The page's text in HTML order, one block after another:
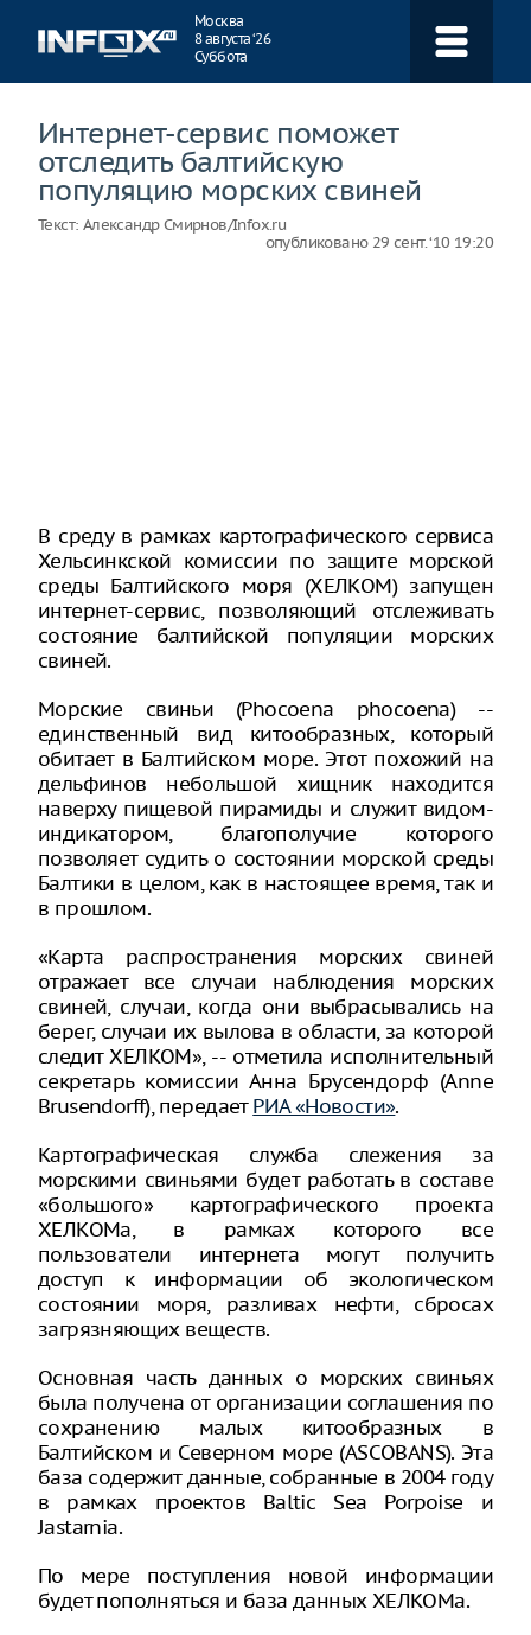
Москва
8 августа ‘26
Суббота
Интернет-сервис поможет
отследить балтийскую
популяцию морских свиней
Текст: Александр Смирнов/Infox.ru
опубликовано 29 сент. ‘10 19:20
В среду в рамках картографического сервиса
Хельсинкской комиссии по защите морской
среды Балтийского моря (ХЕЛКОМ) запущен
интернет-сервис, позволяющий отслеживать
состояние балтийской популяции морских
свиней.
Морские свиньи (Phocoena phocoena) --
единственный вид китообразных, который
обитает в Балтийском море. Этот похожий на
дельфинов небольшой хищник находится
наверху пищевой пирамиды и служит видом-
индикатором, благополучие которого
позволяет судить о состоянии морской среды
Балтики в целом, как в настоящее время, так и
в прошлом.
«Карта распространения морских свиней
отражает все случаи наблюдения морских
свиней, случаи, когда они выбрасывались на
берег, случаи их вылова в области, за которой
следит ХЕЛКОМ», -- отметила исполнительный
секретарь комиссии Анна Брусендорф (Anne
Brusendorff), передаетРИА «Новости».
Картографическая служба слежения за
морскими свиньями будет работать в составе
«большого» картографического проекта
ХЕЛКОМа, в рамках которого все
пользователи интернета могут получить
доступ к информации об экологическом
состоянии моря, разливах нефти, сбросах
загрязняющих веществ.
Основная часть данных о морских свиньях
была получена от организации соглашения по
сохранению малых китообразных в
Балтийском и Северном море (ASCOBANS). Эта
база содержит данные, собранные в 2004 году
в рамках проектов Baltic Sea Porpoise и
Jastarnia.
По мере поступления новой информации
будет пополняться и база данных ХЕЛКОМа.